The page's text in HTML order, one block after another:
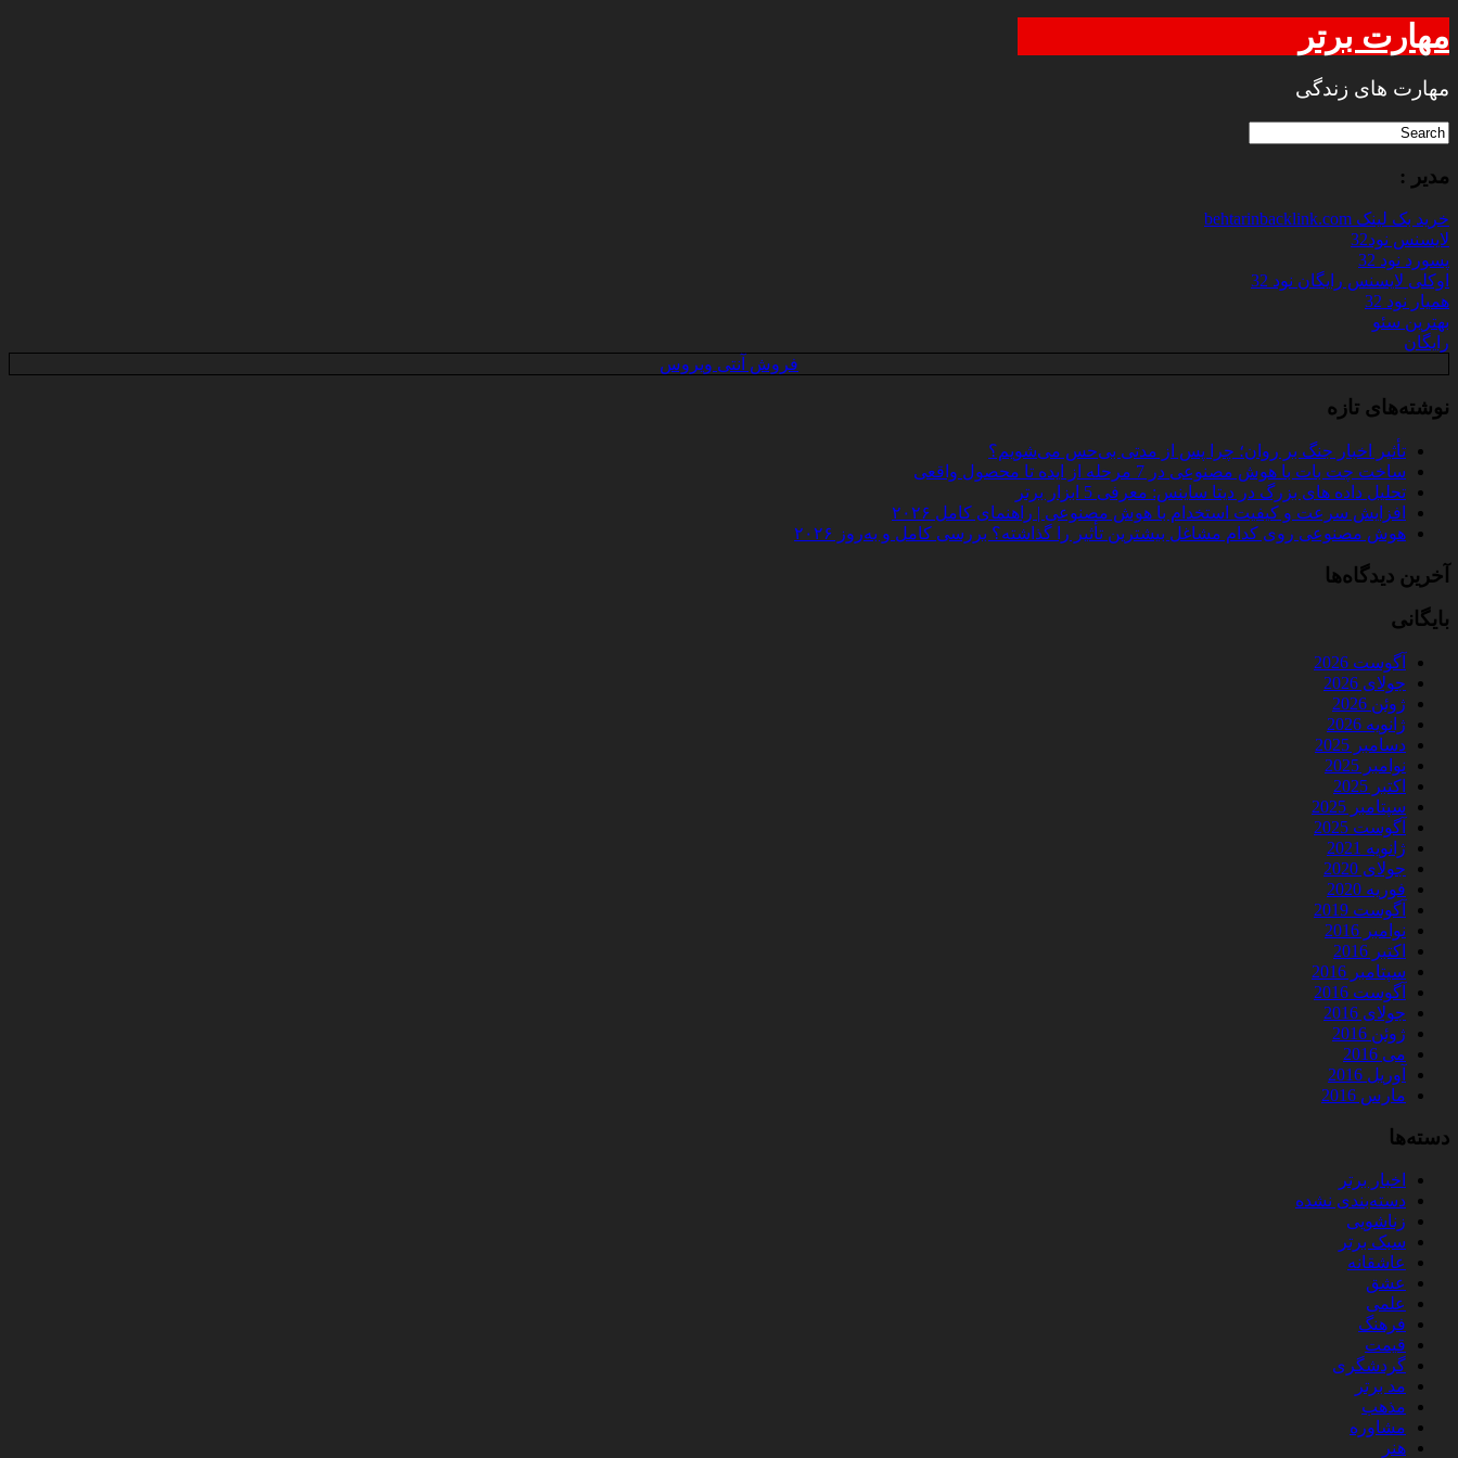
مهارت برتر
مهارت های زندگی
مدیر :
خرید بک لینک behtarinbacklink.com
لایسنس نود32
پسورد نود 32
اوکلی لایسنس رایگان نود 32
همیار نود 32
بهترین سئو
رایگان
فروش آنتی ویروس
نوشته‌های تازه
تأثیر اخبار جنگ بر روان؛ چرا پس از مدتی بی‌حس می‌شویم؟
ساخت چت‌ بات با هوش مصنوعی در 7 مرحله از ایده تا محصول واقعی
تحلیل داده‌ های بزرگ در دیتا ساینس: معرفی 5 ابزار برتر
افزایش سرعت و کیفیت استخدام با هوش مصنوعی | راهنمای کامل ۲۰۲۶
هوش مصنوعی روی کدام مشاغل بیشترین تأثیر را گذاشته؟ بررسی کامل و به‌روز ۲۰۲۶
آخرین دیدگاه‌ها
بایگانی
آگوست 2026
جولای 2026
ژوئن 2026
ژانویه 2026
دسامبر 2025
نوامبر 2025
اکتبر 2025
سپتامبر 2025
آگوست 2025
ژانویه 2021
جولای 2020
فوریه 2020
آگوست 2019
نوامبر 2016
اکتبر 2016
سپتامبر 2016
آگوست 2016
جولای 2016
ژوئن 2016
می 2016
آوریل 2016
مارس 2016
دسته‌ها
اخبار برتر
دسته‌بندی نشده
زناشویی
سبک برتر
عاشقانه
عشق
علمی
فرهنگ
قیمت
گردشگری
مد برتر
مذهب
مشاوره
هنر